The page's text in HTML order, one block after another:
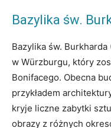
Bazylika św.
Bazylika św.
w Würzburgu, który
Bonifacego. Obecna
przykładem
kryje liczne zabytki
obrazy z różnych